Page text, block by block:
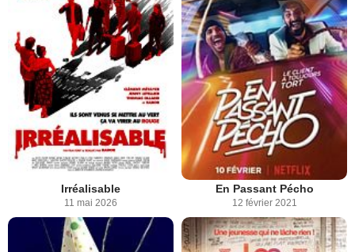
Irréalisable
11 mai 2026
En Passant Pécho
12 février 2021